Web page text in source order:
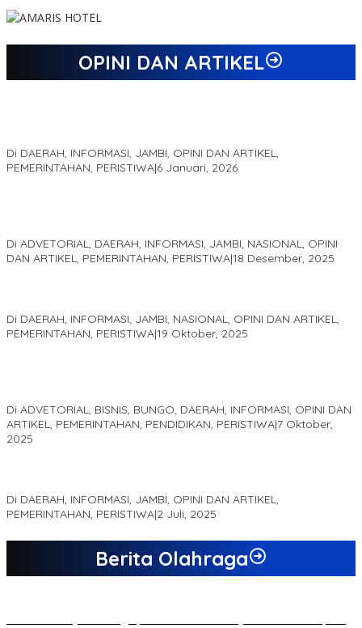
OPINI DAN ARTIKEL
Di DAERAH, INFORMASI, JAMBI, OPINI DAN ARTIKEL,
PEMERINTAHAN, PERISTIWA|6 Januari, 2026
Di ADVETORIAL, DAERAH, INFORMASI, JAMBI, NASIONAL, OPINI
DAN ARTIKEL, PEMERINTAHAN, PERISTIWA|18 Desember, 2025
Di DAERAH, INFORMASI, JAMBI, NASIONAL, OPINI DAN ARTIKEL,
PEMERINTAHAN, PERISTIWA|19 Oktober, 2025
Di ADVETORIAL, BISNIS, BUNGO, DAERAH, INFORMASI, OPINI DAN
ARTIKEL, PEMERINTAHAN, PENDIDIKAN, PERISTIWA|7 Oktober,
2025
Di DAERAH, INFORMASI, JAMBI, OPINI DAN ARTIKEL,
PEMERINTAHAN, PERISTIWA|2 Juli, 2025
Berita Olahraga